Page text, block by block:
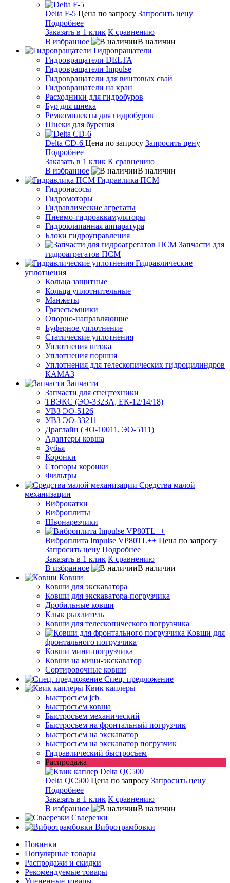
Delta F-5 Цена по запросу Запросить цену
Подробнее
Заказать в 1 клик К сравнению
В избранное
В наличии
Гидровращатели
Гидровращатели DELTA
Гидровращатели Impulse
Гидровращатели для винтовых свай
Гидровращатели на кран
Расходники для гидробуров
Бур для шнека
Ремкомплекты для гидробуров
Шнеки для бурения
Delta CD-6 Цена по запросу Запросить цену
Подробнее
Заказать в 1 клик К сравнению
В избранное
В наличии
Гидравлика ПСМ
Гидронасосы
Гидромоторы
Гидравлические агрегаты
Пневмо-гидроаккамуляторы
Гидроклапанная аппаратура
Блоки гидроуправления
Запчасти для
гидроагрегатов ПСМ
Гидравлические
уплотнения
Кольца защитные
Кольца уплотнительные
Манжеты
Грязесъемники
Опорно-направляющие
Буферное уплотнение
Статические уплотнения
Уплотнения штока
Уплотнения поршня
Уплотнения для телескопических гидроцилиндров
КАМАЗ
Запчасти
Запчасти для спецтехники
ТВЭКС (ЭО-3323А, ЕК-12/14/18)
УВЗ ЭО-5126
УВЗ ЭО-33211
Драглайн (ЭО-10011, ЭО-5111)
Адаптеры ковша
Зубья
Коронки
Стопоры коронки
Фильтры
Средства малой
механизации
Виброкатки
Виброплиты
Швонарезчики
Виброплита Impulse VP80TL++ Цена по запросу
Запросить цену Подробнее
Заказать в 1 клик К сравнению
В избранное
В наличии
Ковши
Ковши для экскаватора
Ковши для экскаватора-погрузчика
Дробильные ковши
Клык рыхлитель
Ковши для телескопического погрузчика
Ковши для
фронтального погрузчика
Ковши мини-погрузчика
Ковши на мини-экскаватор
Сортировочные ковши
Спец. предложение
Квик каплеры
Быстросъем jcb
Быстросъем ковша
Быстросъем механический
Быстросъем на фронтальный погрузчик
Быстросъем на экскаватор
Быстросъем на экскаватор погрузчик
Гидравлический быстросъем
Распродажа
Delta QC500 Цена по запросу Запросить цену
Подробнее
Заказать в 1 клик К сравнению
В избранное
В наличии
Сваерезки
Вибротрамбовки
Новинки
Популярные товары
Распродажи и скидки
Рекомендуемые товары
Уцененные товары